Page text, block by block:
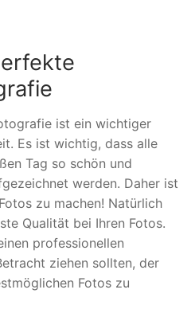
ist ein wichtiger
Es ist wichtig, dass alle
Tag so schön und
werden. Daher ist
zu machen! Natürlich
Qualität bei Ihren Fotos.
professionellen
ziehen sollten, der
Fotos zu